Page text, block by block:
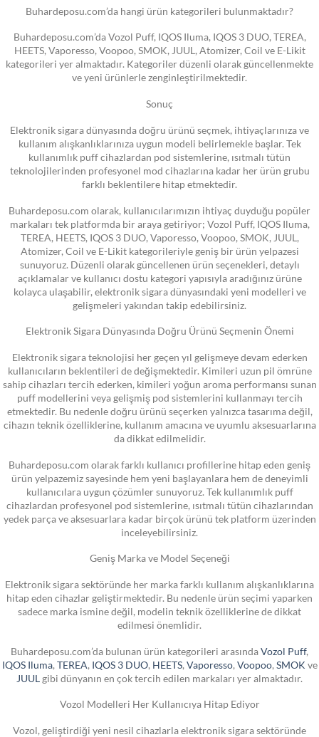
Buhardeposu.com’da hangi ürün kategorileri bulunmaktadır?
Buhardeposu.com’da Vozol Puff, IQOS Iluma, IQOS 3 DUO, TEREA,
HEETS, Vaporesso, Voopoo, SMOK, JUUL, Atomizer, Coil ve E-Likit
kategorileri yer almaktadır. Kategoriler düzenli olarak güncellenmekte
ve yeni ürünlerle zenginleştirilmektedir.
Sonuç
Elektronik sigara dünyasında doğru ürünü seçmek, ihtiyaçlarınıza ve
kullanım alışkanlıklarınıza uygun modeli belirlemekle başlar. Tek
kullanımlık puff cihazlardan pod sistemlerine, ısıtmalı tütün
teknolojilerinden profesyonel mod cihazlarına kadar her ürün grubu
farklı beklentilere hitap etmektedir.
Buhardeposu.com olarak, kullanıcılarımızın ihtiyaç duyduğu popüler
markaları tek platformda bir araya getiriyor; Vozol Puff, IQOS Iluma,
TEREA, HEETS, IQOS 3 DUO, Vaporesso, Voopoo, SMOK, JUUL,
Atomizer, Coil ve E-Likit kategorileriyle geniş bir ürün yelpazesi
sunuyoruz. Düzenli olarak güncellenen ürün seçenekleri, detaylı
açıklamalar ve kullanıcı dostu kategori yapısıyla aradığınız ürüne
kolayca ulaşabilir, elektronik sigara dünyasındaki yeni modelleri ve
gelişmeleri yakından takip edebilirsiniz.
Elektronik Sigara Dünyasında Doğru Ürünü Seçmenin Önemi
Elektronik sigara teknolojisi her geçen yıl gelişmeye devam ederken
kullanıcıların beklentileri de değişmektedir. Kimileri uzun pil ömrüne
sahip cihazları tercih ederken, kimileri yoğun aroma performansı sunan
puff modellerini veya gelişmiş pod sistemlerini kullanmayı tercih
etmektedir. Bu nedenle doğru ürünü seçerken yalnızca tasarıma değil,
cihazın teknik özelliklerine, kullanım amacına ve uyumlu aksesuarlarına
da dikkat edilmelidir.
Buhardeposu.com olarak farklı kullanıcı profillerine hitap eden geniş
ürün yelpazemiz sayesinde hem yeni başlayanlara hem de deneyimli
kullanıcılara uygun çözümler sunuyoruz. Tek kullanımlık puff
cihazlardan profesyonel pod sistemlerine, ısıtmalı tütün cihazlarından
yedek parça ve aksesuarlara kadar birçok ürünü tek platform üzerinden
inceleyebilirsiniz.
Geniş Marka ve Model Seçeneği
Elektronik sigara sektöründe her marka farklı kullanım alışkanlıklarına
hitap eden cihazlar geliştirmektedir. Bu nedenle ürün seçimi yaparken
sadece marka ismine değil, modelin teknik özelliklerine de dikkat
edilmesi önemlidir.
Buhardeposu.com’da bulunan ürün kategorileri arasındaVozol Puff,
IQOS Iluma, TEREA IQOS 3 DUO, HEETS, Vaporesso, Voopoo, SMOK ve
JUUL gibi dünyanın en çok tercih edilen markaları yer almaktadır.
Vozol Modelleri Her Kullanıcıya Hitap Ediyor
Vozol, geliştirdiği yeni nesil cihazlarla elektronik sigara sektöründe